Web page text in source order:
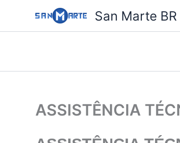
o
San Marte BR
ASSISTÊNCIA